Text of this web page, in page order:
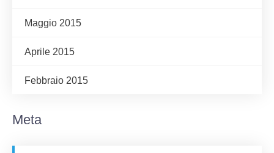
Maggio 2015
Aprile 2015
Febbraio 2015
Meta